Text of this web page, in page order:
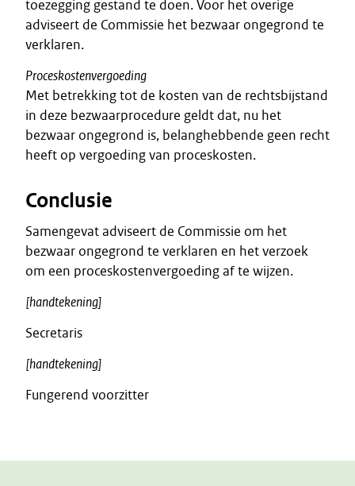
toezegging gestand te doen. Voor het overige
adviseert de Commissie het bezwaar ongegrond te
verklaren.
Proceskostenvergoeding
Met betrekking tot de kosten van de rechtsbijstand
in deze bezwaarprocedure geldt dat, nu het
bezwaar ongegrond is, belanghebbende geen recht
heeft op vergoeding van proceskosten.
Conclusie
Samengevat adviseert de Commissie om het
bezwaar ongegrond te verklaren en het verzoek
om een proceskostenvergoeding af te wijzen.
[handtekening]
Secretaris
[handtekening]
Fungerend voorzitter